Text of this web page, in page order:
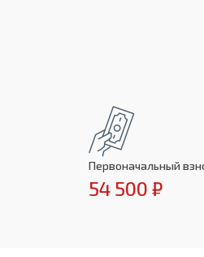
Первоначальный
54 500 ₽